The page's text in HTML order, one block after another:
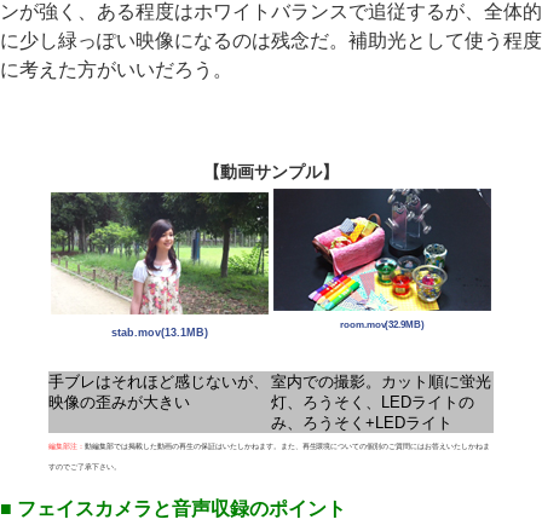
ンが強く、ある程度はホワイトバランスで追従するが、全体的
に少し緑っぽい映像になるのは残念だ。補助光として使う程度
に考えた方がいいだろう。
【動画サンプル】
stab.mov(13.1MB)
room.mov(32.9MB)
手ブレはそれほど感じないが、
映像の歪みが大きい
室内での撮影。カット順に蛍光
灯、ろうそく、LEDライトの
み、ろうそく+LEDライト
編集部注： 動編集部では掲載した動画の再生の保証はいたしかねます。また、再生環境についての個別のご質問にはお答えいたしかねま
すのでご了承下さい。
■ フェイスカメラと音声収録のポイント